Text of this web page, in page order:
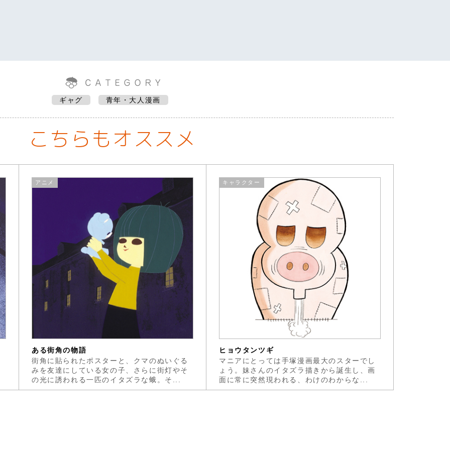
ギャグ 青年・大人漫画
こちらもオススメ
アニメ
ある街角の物語
街角に貼られたポスターと、クマのぬいぐる
みを友達にしている女の子、さらに街灯やそ
の光に誘われる一匹のイタズラな蛾。そ...
キャラクター
ヒョウタンツギ
マニアにとっては手塚漫画最大のスターでし
ょう。妹さんのイタズラ描きから誕生し、画
面に常に突然現われる、わけのわからな...